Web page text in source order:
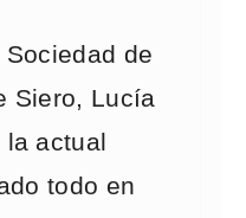
de
Siero, Lucía
la actual
todo en